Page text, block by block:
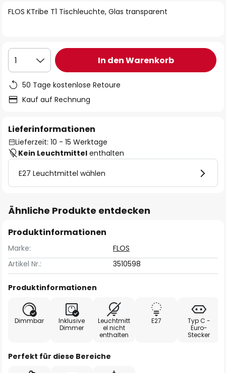
FLOS KTribe T1 Tischleuchte, Glas transparent
1 In den Warenkorb
50 Tage kostenlose Retoure
Kauf auf Rechnung
Lieferinformationen
Lieferzeit: 10 - 15 Werktage
Kein Leuchtmittel enthalten
E27 Leuchtmittel wählen
Ähnliche Produkte entdecken
Produktinformationen
Marke:
FLOS
Artikel Nr.:
3510598
Produktinformationen
Dimmbar
Inklusive
Dimmer
Leuchtmitt
el nicht
enthalten
E27
Typ C -
Euro-
Stecker
Perfekt für diese Bereiche